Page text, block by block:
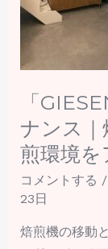
「
ナンス
煎環境を
コメントする /
23日
焙煎機の移動
メ
ン
ス
｜
煙
突
ル
ー